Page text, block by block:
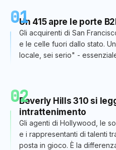
01Un 415 apre le porte
Gli acquirenti di San
e le celle fuori dallo stato.
locale, sei serio" -
02Beverly Hills 310 si
intrattenimento
Gli agenti di Hollywood, le
e i rappresentanti di talenti
posta in gioco. È la